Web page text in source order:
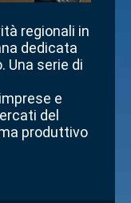
regionali in
dedicata
Una serie di
e
del
produttivo